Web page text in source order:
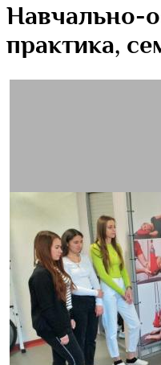
Навчально-
практика,